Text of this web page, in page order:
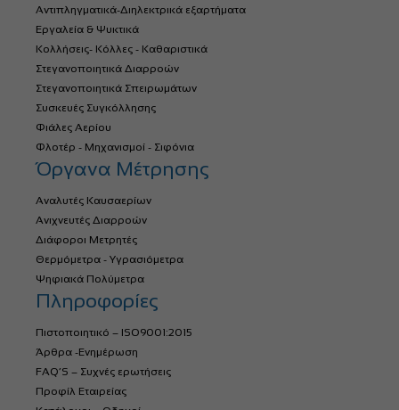
Αντιπληγματικά-Διηλεκτρικά εξαρτήματα
Εργαλεία & Ψυκτικά
Κολλήσεις- Κόλλες - Καθαριστικά
Στεγανοποιητικά Διαρροών
Στεγανοποιητικά Σπειρωμάτων
Συσκευές Συγκόλλησης
Φιάλες Αερίου
Φλοτέρ - Μηχανισμοί - Σιφόνια
Όργανα Μέτρησης
Αναλυτές Καυσαερίων
Ανιχνευτές Διαρροών
Διάφοροι Μετρητές
Θερμόμετρα - Υγρασιόμετρα
Ψηφιακά Πολύμετρα
Πληροφορίες
Πιστοποιητικό – ISO9001:2015
Άρθρα -Ενημέρωση
FAQ’S – Συχνές ερωτήσεις
Προφίλ Εταιρείας